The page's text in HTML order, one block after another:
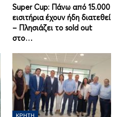
Super Cup: Πάνω από 15.000
εισιτήρια έχουν ήδη διατεθεί
– Πλησιάζει το sold out
στο…